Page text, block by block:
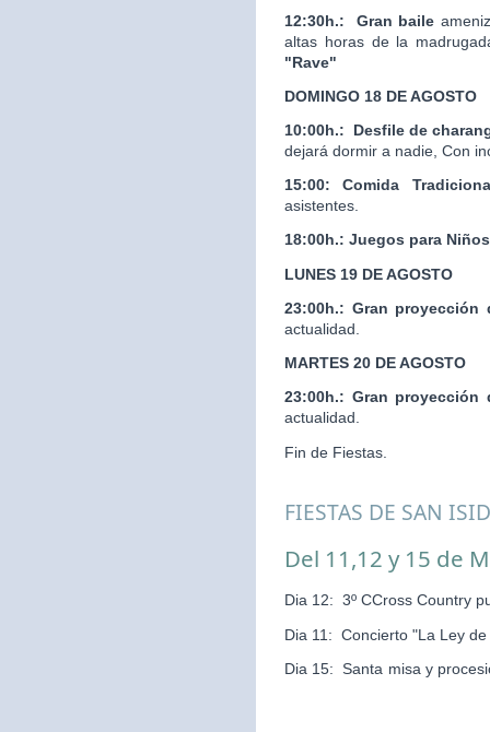
12:30h.: Gran baile
altas horas de la
"Rave"
DOMINGO 18 DE AGOSTO
10:00h.:
Desfile de
dejará dormir a nadie, Con
15:00: Comida
asistentes.
18:00h.: Juegos para Niños
LUNES 19 DE AGOSTO
23:00h.: Gran proyección
actualidad.
MARTES 20 DE AGOSTO
23:00h.: Gran proyección
actualidad.
Fin de Fiestas.
FIESTAS DE SAN
Del 11,12 y 15 de
Dia 12: 3º CCross Country
Dia 11: Concierto "La Ley
Dia 15: Santa misa y